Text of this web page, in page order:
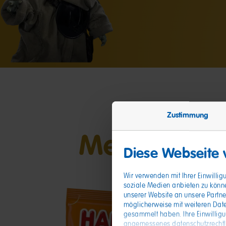
Zustimmung
Diese
Wir verwenden mit Ihrer
soziale Medien anbieten zu
unserer Website an unsere
möglicherweise mit weiteren
gesammelt haben. Ihre
angemessenes
Meine